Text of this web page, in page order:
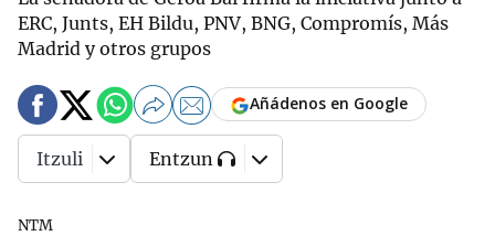
ERC, Junts, EH Bildu, PNV, BNG, Compromís, Más
Madrid y otros grupos
NTM
Añádenos en Google
Itzuli Entzun